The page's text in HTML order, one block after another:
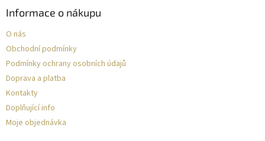
Informace o nákupu
O nás
Obchodní podmínky
Podmínky ochrany osobních údajů
Doprava a platba
Kontakty
Doplňující info
Moje objednávka